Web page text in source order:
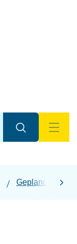
Zoeken
Geplande